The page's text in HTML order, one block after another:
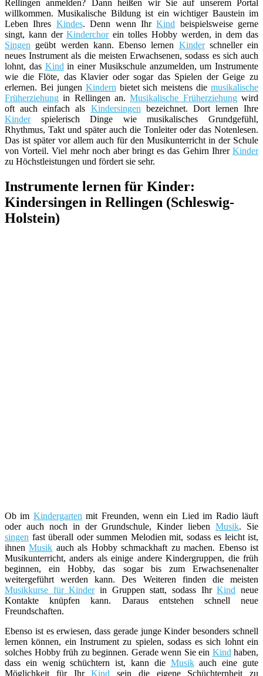
Rellingen anmelden? Dann heißen wir Sie auf unserem Portal
willkommen. Musikalische Bildung ist ein wichtiger Baustein im
Leben Ihres Kindes. Denn wenn IhrKind beispielsweise gerne
singt, kann derKinderchorein tolles Hobby werden, in dem das
Singen geübt werden kann. Ebenso lernen Kinderschneller ein
neues Instrument als die meisten Erwachsenen, sodass es sich auch
lohnt, das Kind in einer Musikschule anzumelden, um Instrumente
wie die Flöte, das Klavier oder sogar das Spielen der Geige zu
erlernen. Bei jungen Kindern bietet sich meistens die musikalische
Früherziehung in Rellingen an.Musikalische Früherziehungwird
oft auch einfach als Kindersingen bezeichnet. Dort lernen Ihre
Kinderspielerisch Dinge wie musikalisches Grundgefühl,
Rhythmus, Takt und später auch die Tonleiter oder das Notenlesen.
Das ist später vor allem auch für den Musikunterricht in der Schule
von Vorteil. Viel mehr noch aber bringt es das Gehirn Ihrer Kinder
zu Höchstleistungen und fördert sie sehr.
Instrumente lernen für Kinder:
Kindersingen in Rellingen (Schleswig-
Holstein)
Ob im Kindergarten mit Freunden, wenn ein Lied im Radio läuft
oder auch noch in der Grundschule, Kinder liebenMusik. Sie
singen fast überall oder summen Melodien mit, sodass es leicht ist,
ihnenMusik auch als Hobby schmackhaft zu machen. Ebenso ist
Musikunterricht, anders als einige andere Kindergruppen, die früh
beginnen, ein Hobby, das sogar bis zum Erwachsenenalter
weitergeführt werden kann. Des Weiteren finden die meisten
Musikkurse für Kinderin Gruppen statt, sodass IhrKind neue
Kontakte knüpfen kann. Daraus entstehen schnell neue
Freundschaften.
Ebenso ist es erwiesen, dass gerade junge Kinder besonders schnell
lernen können, ein Instrument zu spielen, sodass es sich lohnt ein
solches Hobby früh zu beginnen. Gerade wenn Sie ein Kind haben,
dass ein wenig schüchtern ist, kann die Musikauch eine gute
Möglichkeit für IhrKind sein die eigene Schüchternheit zu